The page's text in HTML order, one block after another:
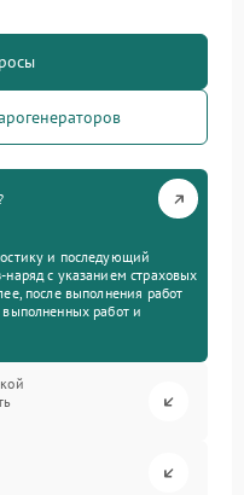
и последующий
наряд с указанием страховых
после выполнения работ
работ и